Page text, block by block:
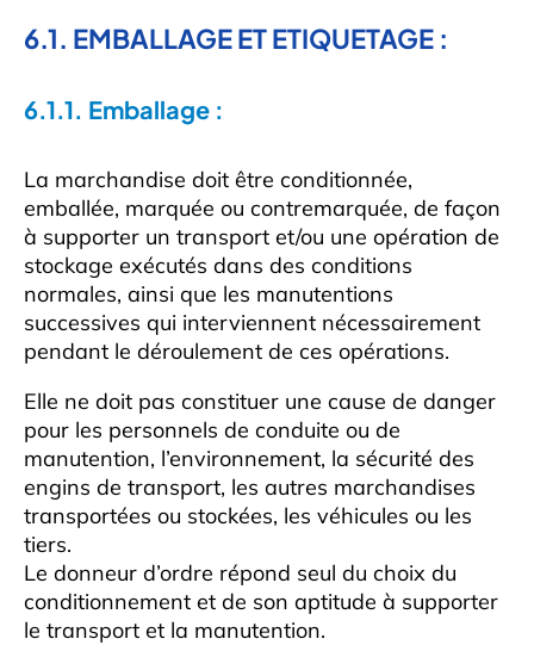
6.1. EMBALLAGE ET ETIQUETAGE :
6.1.1. Emballage :
La marchandise doit être conditionnée,
emballée, marquée ou contremarquée, de façon
à supporter un transport et/ou une opération de
stockage exécutés dans des conditions
normales, ainsi que les manutentions
successives qui interviennent nécessairement
pendant le déroulement de ces opérations.
Elle ne doit pas constituer une cause de danger
pour les personnels de conduite ou de
manutention, l’environnement, la sécurité des
engins de transport, les autres marchandises
transportées ou stockées, les véhicules ou les
tiers.
Le donneur d’ordre répond seul du choix du
conditionnement et de son aptitude à supporter
le transport et la manutention.